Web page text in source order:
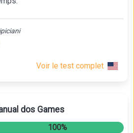
Voir le test complet
dos Games
100%